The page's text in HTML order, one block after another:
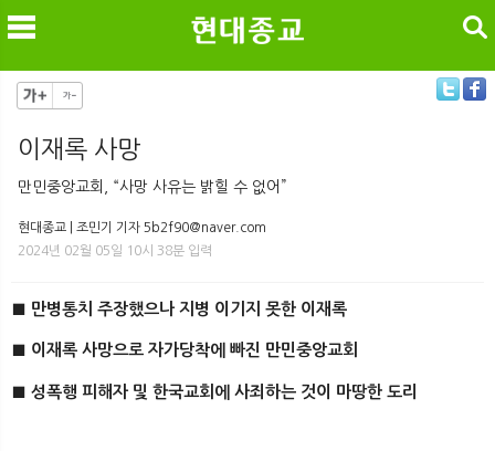
메
검색
이재록 사망
만민중앙교회, “사망 사유는 밝힐 수 없어”
현대종교 | 조민기 기자 5b2f90@naver.com
2024년 02월 05일 10시 38분 입력
■ 만병통치 주장했으나 지병 이기지 못한 이재록
■ 이재록 사망으로 자가당착에 빠진 만민중앙교회
■ 성폭행 피해자 및 한국교회에 사죄하는 것이 마땅한 도리